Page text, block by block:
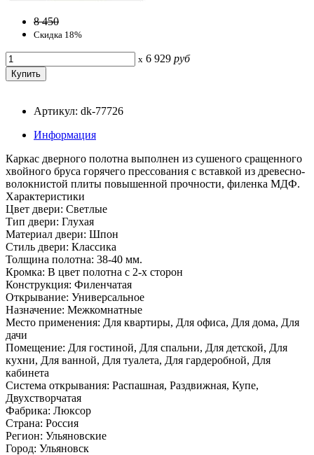
8 450
Скидка 18%
x 6 929 руб
Артикул: dk-77726
Информация
Каркас дверного полотна выполнен из сушеного сращенного
хвойного бруса горячего прессования с вставкой из древесно­
волокнистой плиты повышенной прочности, филенка МДФ.
Характеристики
Цвет двери: Светлые
Тип двери: Глухая
Материал двери: Шпон
Стиль двери: Классика
Толщина полотна: 38-40 мм.
Кромка: В цвет полотна с 2-х сторон
Конструкция: Филенчатая
Открывание: Универсальное
Назначение: Межкомнатные
Место применения: Для квартиры, Для офиса, Для дома, Для
дачи
Помещение: Для гостиной, Для спальни, Для детской, Для
кухни, Для ванной, Для туалета, Для гардеробной, Для
кабинета
Система открывания: Распашная, Раздвижная, Купе,
Двухстворчатая
Фабрика: Люксор
Страна: Россия
Регион: Ульяновские
Город: Ульяновск